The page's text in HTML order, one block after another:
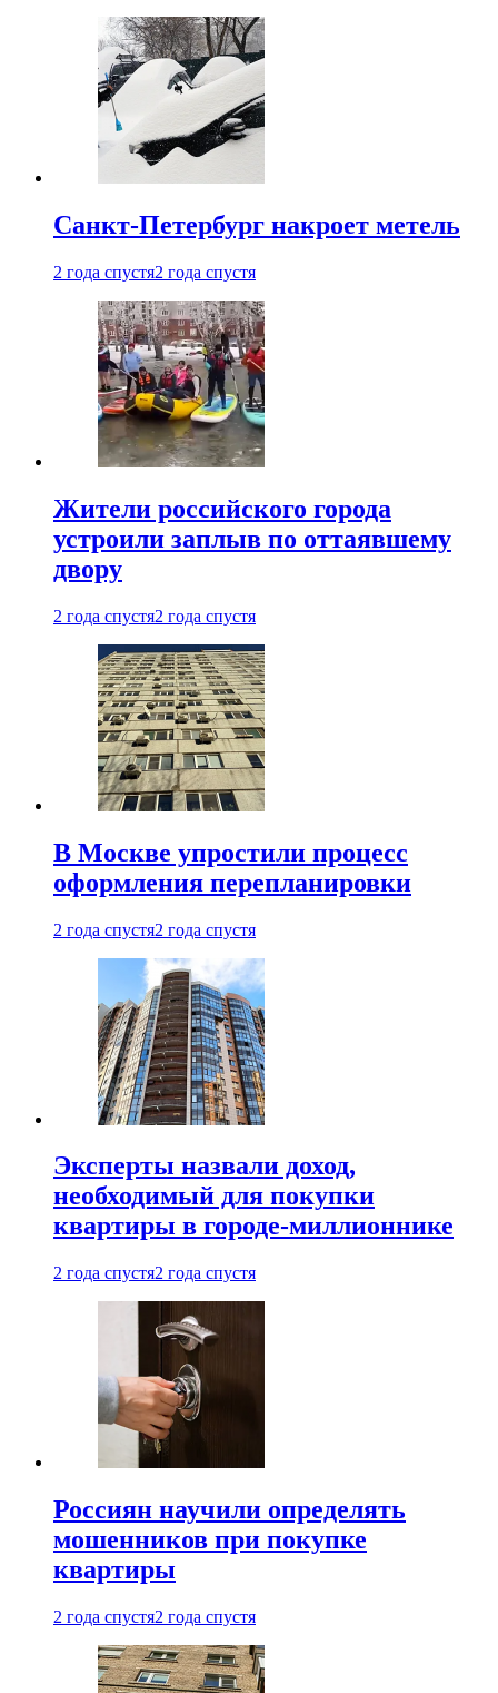
Санкт-Петербург накроет метель
2 года спустя2 года спустя
Жители российского города
устроили заплыв по оттаявшему
двору
2 года спустя2 года спустя
В Москве упростили процесс
оформления перепланировки
2 года спустя2 года спустя
Эксперты назвали доход,
необходимый для покупки
квартиры в городе-миллионнике
2 года спустя2 года спустя
Россиян научили определять
мошенников при покупке
квартиры
2 года спустя2 года спустя